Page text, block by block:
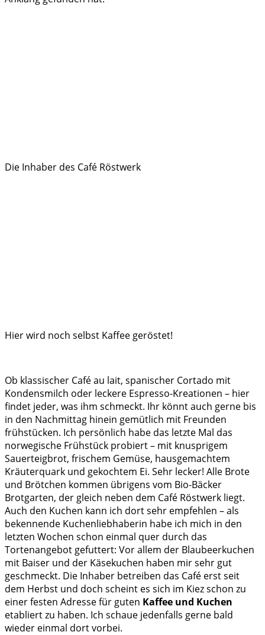
Die Inhaber des Café Röstwerk
Hier wird noch selbst Kaffee geröstet!
Ob klassischer Café au lait, spanischer Cortado mit
Kondensmilch oder leckere Espresso-Kreationen – hier
findet jeder, was ihm schmeckt. Ihr könnt auch gerne bis
in den Nachmittag hinein gemütlich mit Freunden
frühstücken. Ich persönlich habe das letzte Mal das
norwegische Frühstück probiert – mit knusprigem
Sauerteigbrot, frischem Gemüse, hausgemachtem
Kräuterquark und gekochtem Ei. Sehr lecker! Alle Brote
und Brötchen kommen übrigens vom Bio-Bäcker
Brotgarten, der gleich neben dem Café Röstwerk liegt.
Auch den Kuchen kann ich dort sehr empfehlen – als
bekennende Kuchenliebhaberin habe ich mich in den
letzten Wochen schon einmal quer durch das
Tortenangebot gefuttert: Vor allem der Blaubeerkuchen
mit Baiser und der Käsekuchen haben mir sehr gut
geschmeckt. Die Inhaber betreiben das Café erst seit
dem Herbst und doch scheint es sich im Kiez schon zu
einer festen Adresse für guten Kaffee und Kuchen
etabliert zu haben. Ich schaue jedenfalls gerne bald
wieder einmal dort vorbei.